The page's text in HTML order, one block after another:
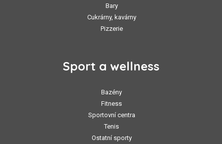
Bary
Cukrárny, kavárny
Pizzerie
Sport a wellness
Bazény
Fitness
Sportovní centra
Tenis
Ostatní sporty